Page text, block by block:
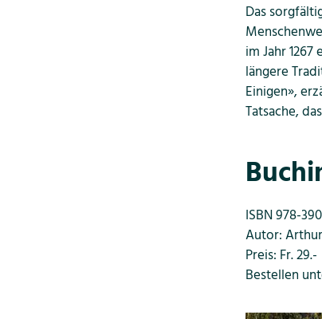
Das
im Jahr
längere
Einigen»,
Tatsache,
ISBN 978-
Autor:
Preis: Fr. 29.-
Bestellen